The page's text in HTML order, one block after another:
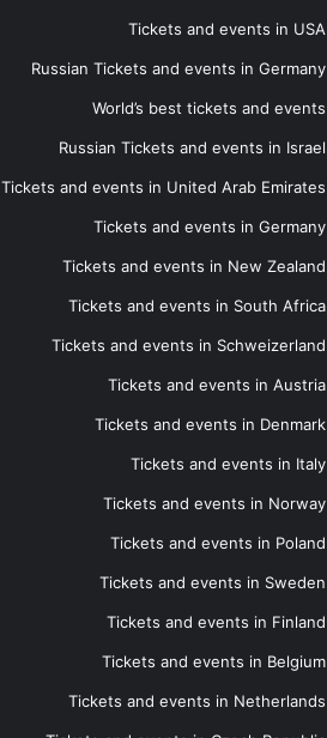
Tickets and events in USA
Russian Tickets and events in Germany
World’s best tickets and events
Russian Tickets and events in Israel
Tickets and events in United Arab Emirates
Tickets and events in Germany
Tickets and events in New Zealand
Tickets and events in South Africa
Tickets and events in Schweizerland
Tickets and events in Austria
Tickets and events in Denmark
Tickets and events in Italy
Tickets and events in Norway
Tickets and events in Poland
Tickets and events in Sweden
Tickets and events in Finland
Tickets and events in Belgium
Tickets and events in Netherlands